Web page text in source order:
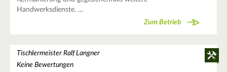
Handwerksdienste. …
Zum Betrieb
Tischlermeister Ralf Langner
Keine Bewertungen